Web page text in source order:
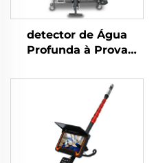
detector de Água
Profunda à Prova